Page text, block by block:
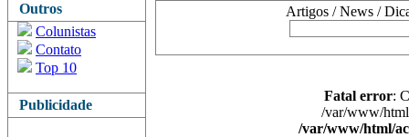
Outros
Colunistas
Contato
Top 10
Publicidade
Artigos / News /
Fatal error:
/var/www/
/var/www/html/